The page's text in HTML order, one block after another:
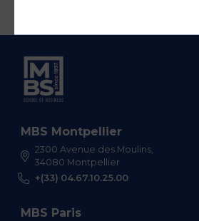
MBS Montpellier
2300 Avenue des Moulins,
34080 Montpellier
+(33) 04.67.10.25.00
MBS Paris